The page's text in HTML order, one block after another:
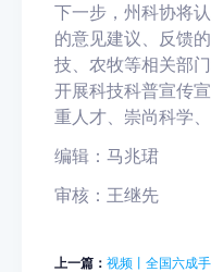
下一步，州科协将
的意见建议、反馈
技、农牧等相关部
开展科技科普宣传
重人才、崇尚科学
编辑：马兆珺
审核：王继先
上一篇： 视频丨全国六成